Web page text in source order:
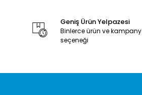
Geniş Ürün Yelpazesi
Binlerce ürün ve
seçeneği